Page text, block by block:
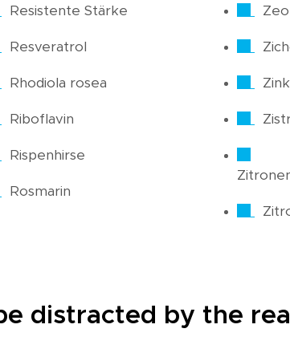
Resistente Stärke
Resveratrol
Rhodiola rosea
Riboflavin
Rispenhirse
Rosmarin
Zink
distracted by the